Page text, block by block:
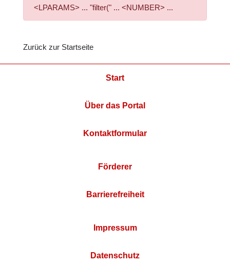
<LPARAMS> ... "filter(" ... <NUMBER> ...
Zurück zur Startseite
Start
Über das Portal
Kontaktformular
Förderer
Barrierefreiheit
Impressum
Datenschutz